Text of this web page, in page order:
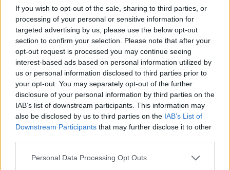
If you wish to opt-out of the sale, sharing to third parties, or
processing of your personal or sensitive information for
targeted advertising by us, please use the below opt-out
section to confirm your selection. Please note that after your
opt-out request is processed you may continue seeing
interest-based ads based on personal information utilized by
us or personal information disclosed to third parties prior to
your opt-out. You may separately opt-out of the further
disclosure of your personal information by third parties on the
IAB’s list of downstream participants. This information may
also be disclosed by us to third parties on the IAB’s List of
Downstream Participants that may further disclose it to other
Personal Data Processing Opt Outs
който е разрешена евтаназията
06.08.2026 / 16:00